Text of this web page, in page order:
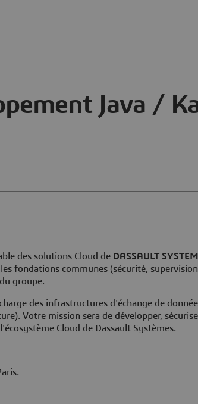
Java /
des solutions Cloud de DASSAULT
fondations communes (sécurité,
groupe.
des infrastructures d'échange de
Votre mission sera de développer,
Cloud de Dassault Systèmes.